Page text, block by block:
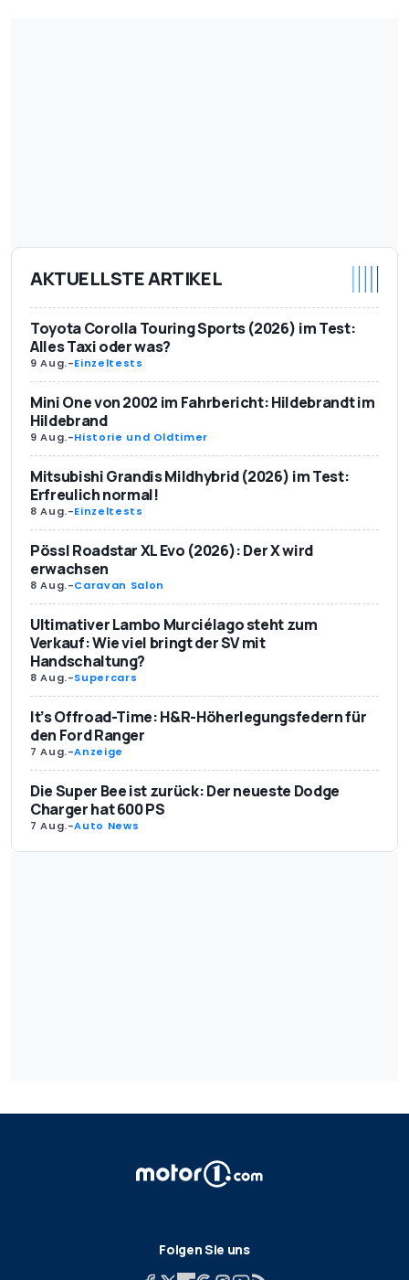
AKTUELLSTE ARTIKEL
Toyota Corolla Touring Sports (2026) im Test:
Alles Taxi oder was?
9 Aug.-Einzeltests
Mini One von 2002 im Fahrbericht: Hildebrandt im
Hildebrand
9 Aug.-Historie und Oldtimer
Mitsubishi Grandis Mildhybrid (2026) im Test:
Erfreulich normal!
8 Aug.-Einzeltests
Pössl Roadstar XL Evo (2026): Der X wird
erwachsen
8 Aug.-Caravan Salon
Ultimativer Lambo Murciélago steht zum
Verkauf: Wie viel bringt der SV mit
Handschaltung?
8 Aug.-Supercars
It’s Offroad-Time: H&R-Höherlegungsfedern für
den Ford Ranger
7 Aug.-Anzeige
Die Super Bee ist zurück: Der neueste Dodge
Charger hat 600 PS
7 Aug.-Auto News
Folgen Sie uns